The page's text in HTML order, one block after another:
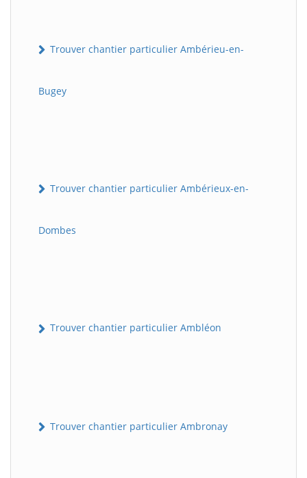
Trouver chantier particulier Ambérieu-en-
Bugey
Trouver chantier particulier Ambérieux-en-
Dombes
Trouver chantier particulier Ambléon
Trouver chantier particulier Ambronay